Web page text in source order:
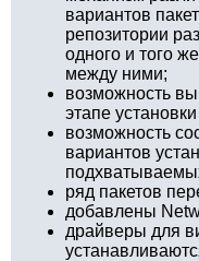
вариантов
репозитории
одного и того
между ними;
возможность
этапе
возможность
вариантов
ряд пакетов
добавлены
драйверы для